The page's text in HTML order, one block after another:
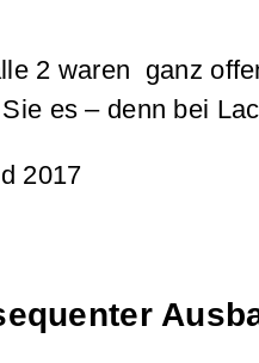
2 waren ganz
es – denn bei